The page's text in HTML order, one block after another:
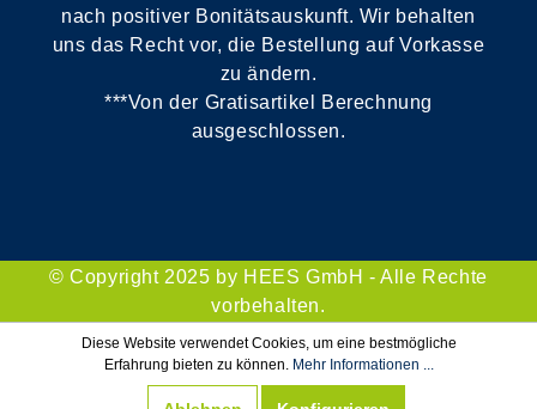
nach positiver Bonitätsauskunft. Wir behalten
uns das Recht vor, die Bestellung auf Vorkasse
zu ändern.
***Von der Gratisartikel Berechnung
ausgeschlossen.
© Copyright 2025 by HEES GmbH - Alle Rechte
vorbehalten.
Diese Website verwendet Cookies, um eine bestmögliche
Erfahrung bieten zu können. Mehr Informationen ...